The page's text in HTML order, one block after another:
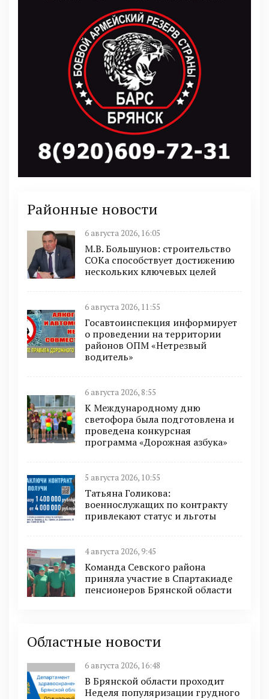
Районные новости
6 августа 2026, 16:05
М.В. Большунов: строительство
СОКа способствует достижению
нескольких ключевых целей
6 августа 2026, 11:55
Госавтоинспекция информирует
о проведении на территории
районов ОПМ «Нетрезвый
водитель»
6 августа 2026, 8:55
К Международному дню
светофора была подготовлена и
проведена конкурсная
программа «Дорожная азбука»
5 августа 2026, 10:55
Татьяна Голикова:
военнослужащих по контракту
привлекают статус и льготы
4 августа 2026, 9:45
Команда Севского района
приняла участие в Спартакиаде
пенсионеров Брянской области
Областные новости
6 августа 2026, 16:48
В Брянской области проходит
Неделя популяризации грудного